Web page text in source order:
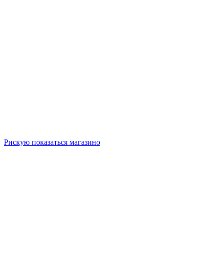
Рискую показаться магазино